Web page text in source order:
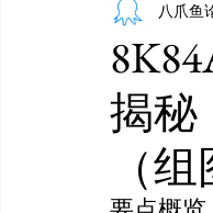
AI 工具
灵感库
揭秘
（组
八爪鱼